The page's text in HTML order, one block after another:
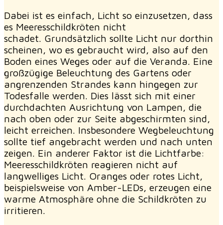
Dabei ist es einfach, Licht so einzusetzen, dass
es Meeresschildkröten nicht
schadet. Grundsätzlich sollte Licht nur dorthin
scheinen, wo es gebraucht wird, also auf den
Boden eines Weges oder auf die Veranda. Eine
großzügige Beleuchtung des Gartens oder
angrenzenden Strandes kann hingegen zur
Todesfalle werden. Dies lässt sich mit einer
durchdachten Ausrichtung von Lampen, die
nach oben oder zur Seite abgeschirmten sind,
leicht erreichen. Insbesondere Wegbeleuchtung
sollte tief angebracht werden und nach unten
zeigen. Ein anderer Faktor ist die Lichtfarbe:
Meeresschildkröten reagieren nicht auf
langwelliges Licht. Oranges oder rotes Licht,
beispielsweise von Amber-LEDs, erzeugen eine
warme Atmosphäre ohne die Schildkröten zu
irritieren.